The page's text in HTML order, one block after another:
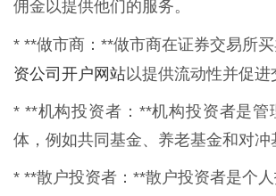
佣金以提供他们的服务。
* **做市商：**做市商在证券交易所买
资公司开户网站以提供流动性并促进
* **机构投资者：**机构投资者是管
体，例如共同基金、养老基金和对冲
* **散户投资者：**散户投资者是个